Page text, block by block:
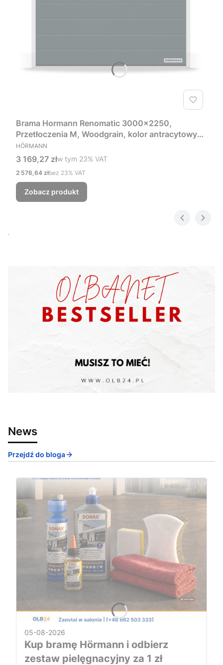
Brama Hormann Renomatic 3000x2250,
Przetłoczenia M, Woodgrain, kolor antracytowy
RAL 7016 + Prowadzenie Z
PRODUCENT
HÖRMANN
Cena brutto
3 169,27 złw tym %s VAT
w tym 23% VAT
Cena netto
2 576,64 złbez 23% VAT
Zobacz produkt
News
Przejdź do bloga
05-08-2026
Kup bramę Hörmann i odbierz
zestaw pielęgnacyjny za 1 zł